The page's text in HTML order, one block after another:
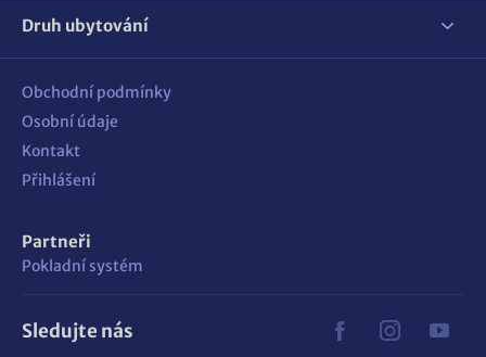
Druh ubytování
Obchodní podmínky
Osobní údaje
Kontakt
Přihlášení
Partneři
Pokladní systém
Sledujte nás